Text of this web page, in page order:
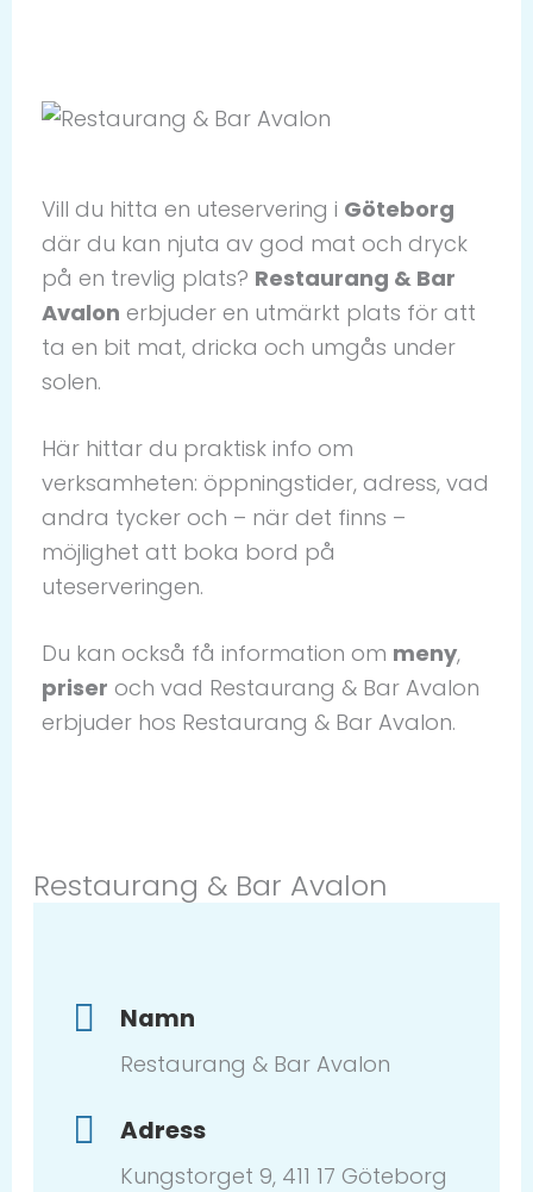
Vill du hitta en uteservering i Göteborg
där du kan njuta av god mat och dryck
på en trevlig plats? Restaurang & Bar
Avalon erbjuder en utmärkt plats för att
ta en bit mat, dricka och umgås under
solen.
Här hittar du praktisk info om
verksamheten: öppningstider, adress, vad
andra tycker och – när det finns –
möjlighet att boka bord på
uteserveringen.
Du kan också få information om meny,
priser och vad Restaurang & Bar Avalon
erbjuder hos Restaurang & Bar Avalon.
Restaurang & Bar Avalon
Namn
Restaurang & Bar Avalon
Adress
Kungstorget 9, 411 17 Göteborg